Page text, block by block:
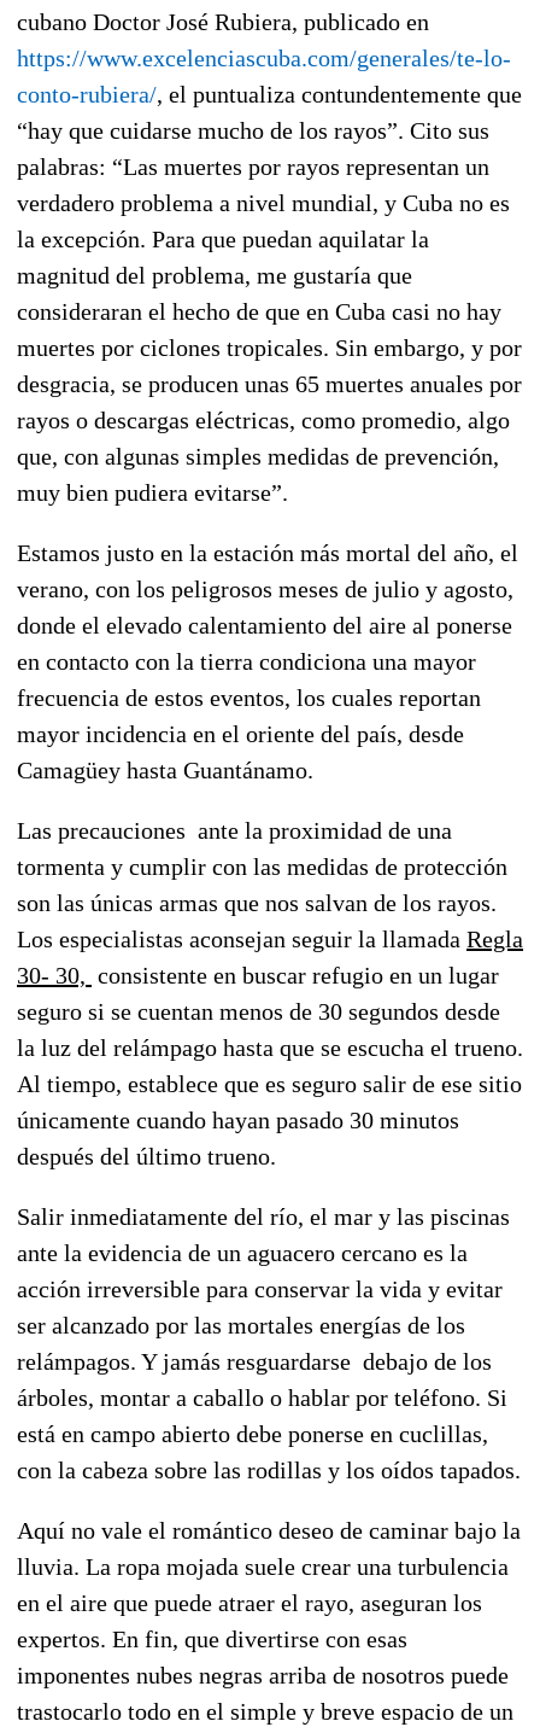
cubano Doctor José Rubiera, publicado en
https://www.excelenciascuba.com/generales/te-lo-
conto-rubiera/, el puntualiza contundentemente que
“hay que cuidarse mucho de los rayos”. Cito sus
palabras: “Las muertes por rayos representan un
verdadero problema a nivel mundial, y Cuba no es
la excepción. Para que puedan aquilatar la
magnitud del problema, me gustaría que
consideraran el hecho de que en Cuba casi no hay
muertes por ciclones tropicales. Sin embargo, y por
desgracia, se producen unas 65 muertes anuales por
rayos o descargas eléctricas, como promedio, algo
que, con algunas simples medidas de prevención,
muy bien pudiera evitarse”.
Estamos justo en la estación más mortal del año, el
verano, con los peligrosos meses de julio y agosto,
donde el elevado calentamiento del aire al ponerse
en contacto con la tierra condiciona una mayor
frecuencia de estos eventos, los cuales reportan
mayor incidencia en el oriente del país, desde
Camagüey hasta Guantánamo.
Las precauciones ante la proximidad de una
tormenta y cumplir con las medidas de protección
son las únicas armas que nos salvan de los rayos.
Los especialistas aconsejan seguir la llamada Regla
30- 30, consistente en buscar refugio en un lugar
seguro si se cuentan menos de 30 segundos desde
la luz del relámpago hasta que se escucha el trueno.
Al tiempo, establece que es seguro salir de ese sitio
únicamente cuando hayan pasado 30 minutos
después del último trueno.
Salir inmediatamente del río, el mar y las piscinas
ante la evidencia de un aguacero cercano es la
acción irreversible para conservar la vida y evitar
ser alcanzado por las mortales energías de los
relámpagos. Y jamás resguardarse debajo de los
árboles, montar a caballo o hablar por teléfono. Si
está en campo abierto debe ponerse en cuclillas,
con la cabeza sobre las rodillas y los oídos tapados.
Aquí no vale el romántico deseo de caminar bajo la
lluvia. La ropa mojada suele crear una turbulencia
en el aire que puede atraer el rayo, aseguran los
expertos. En fin, que divertirse con esas
imponentes nubes negras arriba de nosotros puede
trastocarlo todo en el simple y breve espacio de un